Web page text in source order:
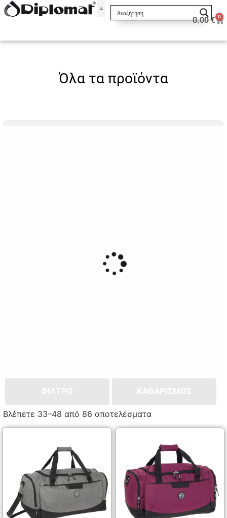
0.00€ 0
Όλα τα προϊόντα
Βλέπετε 33–48 από 86 αποτελέσματα